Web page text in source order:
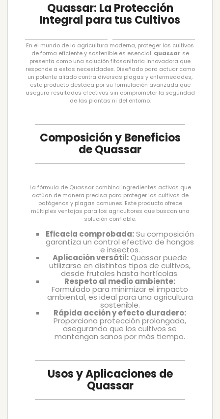
Quassar: La Protección
Integral para tus Cultivos
En el mundo de la agricultura moderna, proteger los cultivos
de forma eficiente y sostenible es esencial. Quassar se
presenta como una solución fitosanitaria innovadora que
responde a estas necesidades. Diseñado para actuar como
un potente aliado contra diversas plagas y enfermedades,
este producto destaca por su formulación avanzada que
asegura resultados efectivos sin comprometer la seguridad
de las plantas ni del entorno.
Composición y Beneficios
de Quassar
La fórmula de Quassar combina ingredientes activos que
actúan de manera precisa para proteger los cultivos de
patógenos y plagas comunes. Este producto ofrece
múltiples ventajas para los agricultores que buscan una
solución confiable:
Eficacia comprobada:Su composición
garantiza un control efectivo de hongos
e insectos.
Aplicación versátil:Quassar puede
utilizarse en distintos tipos de cultivos,
desde frutales hasta hortícolas.
Respeto al medio ambiente:
Formulado para minimizar el impacto
ambiental, es ideal para una agricultura
sostenible.
Rápida acción y efecto duradero:
Proporciona protección prolongada,
asegurando que los cultivos se
mantengan sanos por más tiempo.
Usos y Aplicaciones de
Quassar